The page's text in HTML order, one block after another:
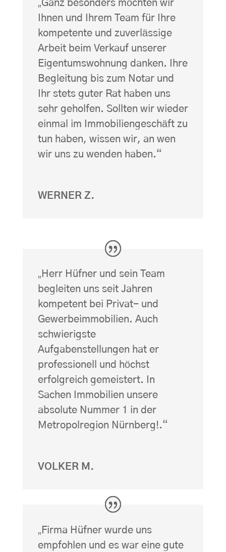
„Ganz besonders möchten wir
Ihnen und Ihrem Team für Ihre
kompetente und zuverlässige
Arbeit beim Verkauf unserer
Eigentumswohnung danken. Ihre
Begleitung bis zum Notar und
Ihr stets guter Rat haben uns
sehr geholfen. Sollten wir wieder
einmal im Immobiliengeschäft zu
tun haben, wissen wir, an wen
wir uns zu wenden haben.“
WERNER Z.
„ Herr Hüfner und sein Team
begleiten uns seit Jahren
kompetent bei Privat- und
Gewerbeimmobilien. Auch
schwierigste
Aufgabenstellungen hat er
professionell und höchst
erfolgreich gemeistert. In
Sachen Immobilien unsere
absolute Nummer 1 in der
Metropolregion Nürnberg!.“
VOLKER M.
„ Firma Hüfner wurde uns
empfohlen und es war eine gute